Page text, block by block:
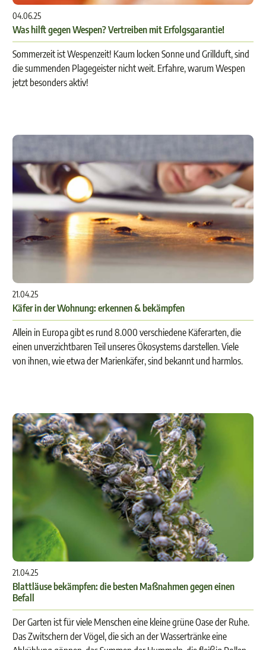
04.06.25
Was hilft gegen Wespen? Vertreiben mit Erfolgsgarantie!
Sommerzeit ist Wespenzeit! Kaum locken Sonne und Grillduft, sind
die summenden Plagegeister nicht weit. Erfahre, warum Wespen
jetzt besonders aktiv!
21.04.25
Käfer in der Wohnung: erkennen & bekämpfen
Allein in Europa gibt es rund 8.000 verschiedene Käferarten, die
einen unverzichtbaren Teil unseres Ökosystems darstellen. Viele
von ihnen, wie etwa der Marienkäfer, sind bekannt und harmlos.
21.04.25
Blattläuse bekämpfen: die besten Maßnahmen gegen einen
Befall
Der Garten ist für viele Menschen eine kleine grüne Oase der Ruhe.
Das Zwitschern der Vögel, die sich an der Wassertränke eine